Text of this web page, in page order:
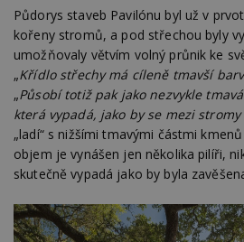
Půdorys staveb Pavilónu byl už v
kořeny stromů, a pod střechou byly
umožňovaly větvím volný průnik ke
„Křídlo střechy má cíleně tmavší
„Působí totiž pak jako nezvykle
která vypadá, jako by se mezi stromy
„ladí“ s nižšími tmavými částmi
objem je vynášen jen několika pilíři,
skutečně vypadá jako by byla